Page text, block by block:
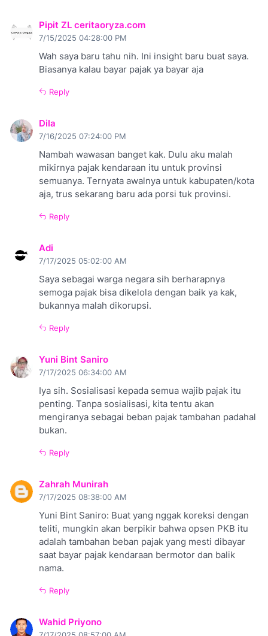
Pipit ZL ceritaoryza.com
7/15/2025 04:28:00 PM
Wah saya baru tahu nih. Ini insight baru buat saya.
Biasanya kalau bayar pajak ya bayar aja
Reply
Dila
7/16/2025 07:24:00 PM
Nambah wawasan banget kak. Dulu aku malah
mikirnya pajak kendaraan itu untuk provinsi
semuanya. Ternyata awalnya untuk kabupaten/kota
aja, trus sekarang baru ada porsi tuk provinsi.
Reply
Adi
7/17/2025 05:02:00 AM
Saya sebagai warga negara sih berharapnya
semoga pajak bisa dikelola dengan baik ya kak,
bukannya malah dikorupsi.
Reply
Yuni Bint Saniro
7/17/2025 06:34:00 AM
Iya sih. Sosialisasi kepada semua wajib pajak itu
penting. Tanpa sosialisasi, kita tentu akan
mengiranya sebagai beban pajak tambahan padahal
bukan.
Reply
Zahrah Munirah
7/17/2025 08:38:00 AM
Yuni Bint Saniro: Buat yang nggak koreksi dengan
teliti, mungkin akan berpikir bahwa opsen PKB itu
adalah tambahan beban pajak yang mesti dibayar
saat bayar pajak kendaraan bermotor dan balik
nama.
Reply
Wahid Priyono